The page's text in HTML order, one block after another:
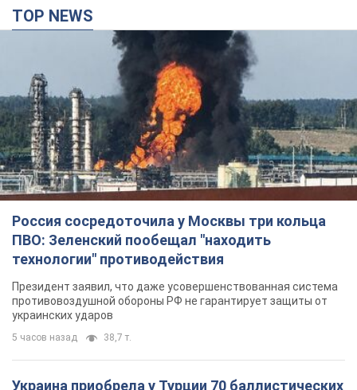
TOP NEWS
Россия сосредоточила у Москвы три кольца
ПВО: Зеленский пообещал "находить
технологии" противодействия
Президент заявил, что даже усовершенствованная система
противовоздушной обороны РФ не гарантирует защиты от
украинских ударов
5 часов назад 38,7 т.
Украина приобрела у Турции 70 баллистических